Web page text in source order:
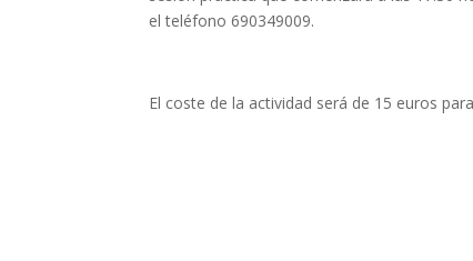
el teléfono 690349009.
El coste de la actividad será de 15 euros